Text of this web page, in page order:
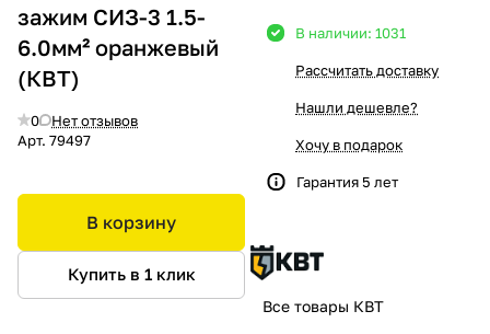
зажим СИЗ-3 1.5-
6.0мм² оранжевый
(КВТ)
0
Нет отзывов
Арт. 79497
В корзину
Купить в 1 клик
В наличии: 1031
Рассчитать доставку
Нашли дешевле?
Хочу в подарок
Гарантия 5 лет
Все товары КВТ